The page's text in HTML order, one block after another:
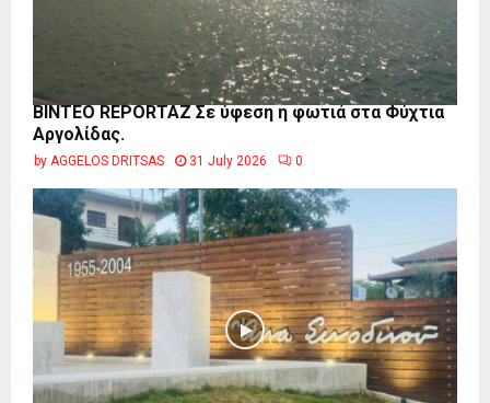
BINTEO REPORTAZ Σε ύφεση η φωτιά στα Φύχτια
Αργολίδας.
by AGGELOS DRITSAS 31 July 2026 0